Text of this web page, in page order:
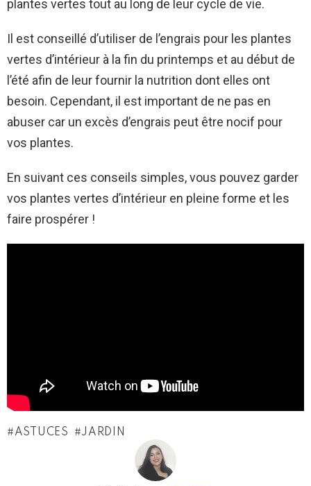
plantes vertes tout au long de leur cycle de vie.
Il est conseillé d’utiliser de l’engrais pour les plantes
vertes d’intérieur à la fin du printemps et au début de
l’été afin de leur fournir la nutrition dont elles ont
besoin. Cependant, il est important de ne pas en
abuser car un excès d’engrais peut être nocif pour
vos plantes.
En suivant ces conseils simples, vous pouvez garder
vos plantes vertes d’intérieur en pleine forme et les
faire prospérer !
ASTUCES JARDIN